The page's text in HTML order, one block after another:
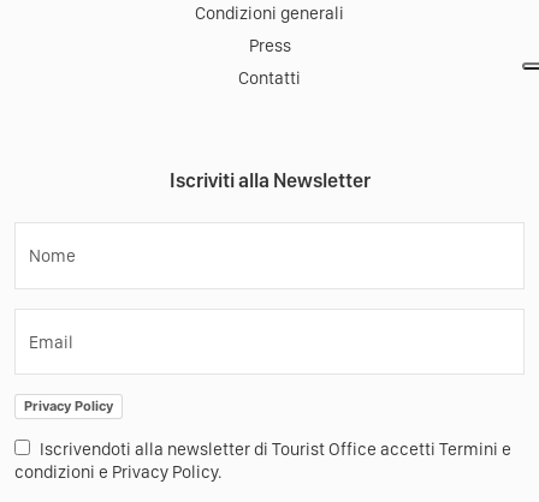
Condizioni generali
Press
Contatti
Iscriviti alla Newsletter
Nome
Email
Privacy Policy
Iscrivendoti alla newsletter di Tourist Office accetti Termini e
condizioni e Privacy Policy.